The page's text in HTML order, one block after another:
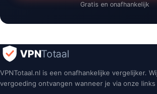
Gratis en onafhankelijk
VPNTotaal
VPNTotaal.nl is een onafhankelijke vergelijker.
vergoeding ontvangen wanneer je via onze